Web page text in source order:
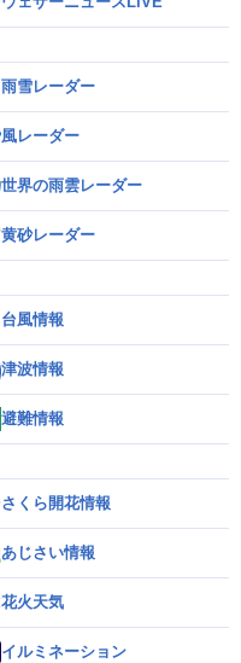
雨雪レーダー
風レーダー
世界の雨雲レーダー
黄砂レーダー
台風情報
津波情報
避難情報
さくら開花情報
あじさい情報
花火天気
イルミネーション